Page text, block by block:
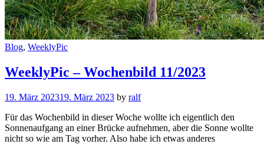
Cat
Blog, WeeklyPic
WeeklyPic – Wochenbild 11/2023
19. März 202319. März 2023 by ralf
Für das Wochenbild in dieser Woche wollte ich eigentlich den
Sonnenaufgang an einer Brücke aufnehmen, aber die Sonne wollte
nicht so wie am Tag vorher. Also habe ich etwas anderes